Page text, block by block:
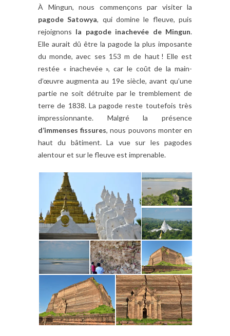
À Mingun, nous commençons par visiter la
pagode Satowya, qui domine le fleuve, puis
rejoignons la pagode inachevée de Mingun.
Elle aurait dû être la pagode la plus imposante
du monde, avec ses 153 m de haut ! Elle est
restée « inachevée », car le coût de la main-
d’œuvre augmenta au 19e siècle, avant qu’une
partie ne soit détruite par le tremblement de
terre de 1838. La pagode reste toutefois très
impressionnante. Malgré la présence
d’immenses fissures, nous pouvons monter en
haut du bâtiment. La vue sur les pagodes
alentour et sur le fleuve est imprenable.